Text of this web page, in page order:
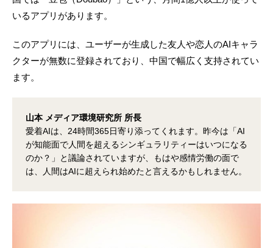
いるアプリがあります。
このアプリには、ユーザーが生成した友人や恋人のAIキャラ
クターが無数に登録されており、中国で幅広く支持されてい
ます。
山本 メディア環境研究所 所長
愛着AIは、24時間365日寄り添ってくれます。昨今は「AI
が知能面で人間を超えるシンギュラリティーはいつになる
のか？」と議論されていますが、もはや感情労働の面で
は、人間はAIに超えられ始めたと言えるかもしれません。